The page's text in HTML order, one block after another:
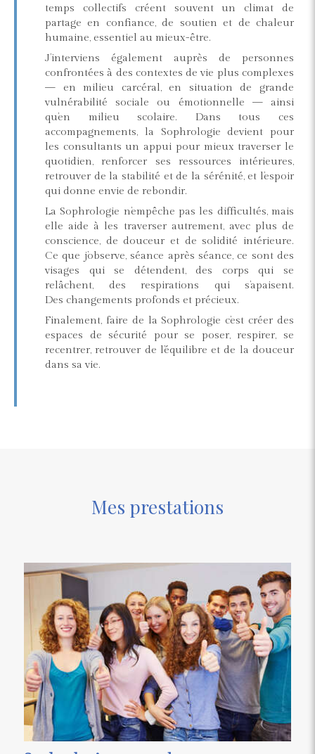
temps collectifs créent souvent un climat de
partage en confiance, de soutien et de chaleur
humaine, essentiel au mieux-être.
J’interviens également auprès de personnes
confrontées à des contextes de vie plus complexes
— en milieu carcéral, en situation de grande
vulnérabilité sociale ou émotionnelle — ainsi
qu’en milieu scolaire. Dans tous ces
accompagnements, la Sophrologie devient pour
les consultants un appui pour mieux traverser le
quotidien, renforcer ses ressources intérieures,
retrouver de la stabilité et de la sérénité, et l’espoir
qui donne envie de rebondir.
La Sophrologie n’empêche pas les difficultés, mais
elle aide à les traverser autrement, avec plus de
conscience, de douceur et de solidité intérieure.
Ce que j’observe, séance après séance, ce sont des
visages qui se détendent, des corps qui se
relâchent, des respirations qui s’apaisent.
Des changements profonds et précieux.
Finalement, faire de la Sophrologie c’est créer des
espaces de sécurité pour se poser, respirer, se
recentrer, retrouver de l’équilibre et de la douceur
dans sa vie.
Mes prestations